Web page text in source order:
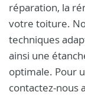
réparation, la
votre toiture.
techniques
ainsi une
optimale. Pour
contactez-nous